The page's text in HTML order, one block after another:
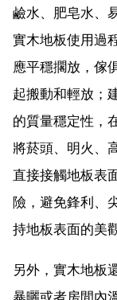
鹼水、肥皂水、
實木地板使用過
應平穩擱放，傢
起搬動和輕放；
的質量穩定性，
將菸頭、明火、
直接接觸地板表
險，避免鋒利、
持地板表面的美
另外，實木地板
暴曬或者房間內